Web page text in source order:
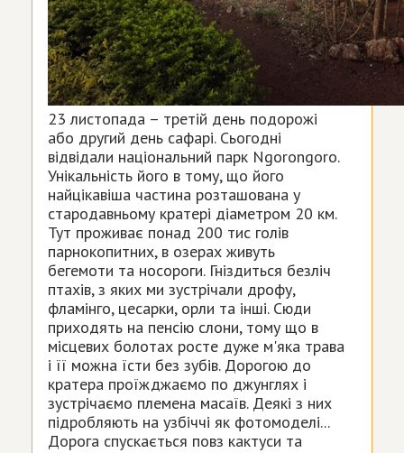
23 листопада – третій день подорожі
або другий день сафарі. Сьогодні
відвідали національний парк Ngorongoro.
Унікальність його в тому, що його
найцікавіша частина розташована у
стародавньому кратері діаметром 20 км.
Тут проживає понад 200 тис голів
парнокопитних, в озерах живуть
бегемоти та носороги. Гніздиться безліч
птахів, з яких ми зустрічали дрофу,
фламінго, цесарки, орли та інші. Сюди
приходять на пенсію слони, тому що в
місцевих болотах росте дуже м'яка трава
і її можна їсти без зубів. Дорогою до
кратера проїжджаємо по джунглях і
зустрічаємо племена масаїв. Деякі з них
підробляють на узбіччі як фотомоделі...
Дорога спускається повз кактуси та